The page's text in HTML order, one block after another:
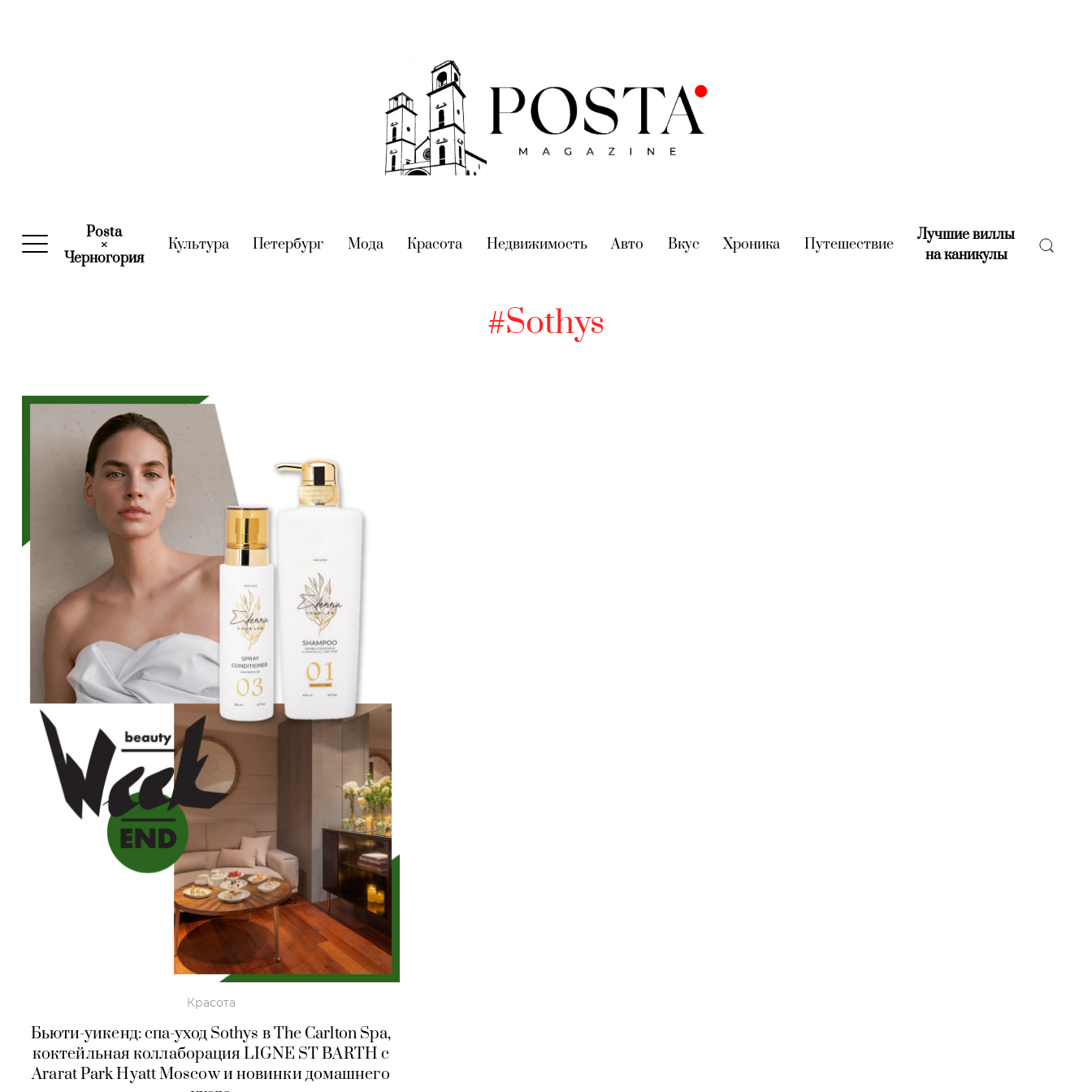
Posta
×
Черногория(current)
Культура(current)
Петербург (current)
Мода(current)
Красота (current)
Недвижимость(current)
Авто (current)
Вкус (current)
Хроника (current)
Путешествие(current)
Лучшие виллы
на каникулы(current)
#Sothys
Красота
Бьюти-уикенд: спа-уход Sothys в The Carlton Spa,
коктейльная коллаборация LIGNE ST BARTH с
Ararat Park Hyatt Moscow и новинки домашнего